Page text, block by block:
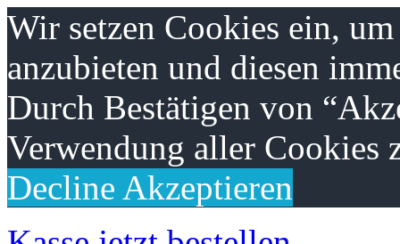
Wir setzen Cookies ein,
anzubieten und diesen
Durch Bestätigen von
Verwendung aller Cookies
Decline Akzeptieren